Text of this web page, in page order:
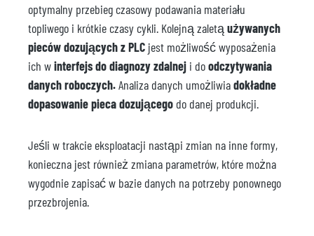
optymalny przebieg czasowy podawania materiału
topliwego i krótkie czasy cykli. Kolejną zaletą używanych
pieców dozujących z PLCjest możliwość wyposażenia
ich winterfejs do diagnozy zdalnej i doodczytywania
danych roboczych.Analiza danych umożliwiadokładne
dopasowanie pieca dozującego do danej produkcji.
Jeśli w trakcie eksploatacji nastąpi zmian na inne formy,
konieczna jest również zmiana parametrów, które można
wygodnie zapisać w bazie danych na potrzeby ponownego
przezbrojenia.